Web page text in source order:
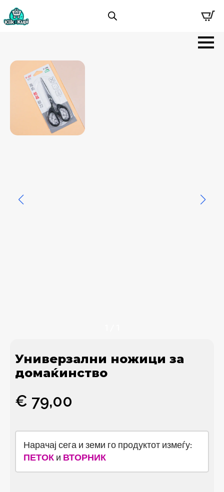
Универзални ножици за
домаќинство
€ 79,00
Нарачај сега и земи го продуктот измеѓу:
ПЕТОК и ВТОРНИК